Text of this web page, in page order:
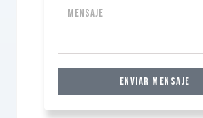
Enviar Mensaje